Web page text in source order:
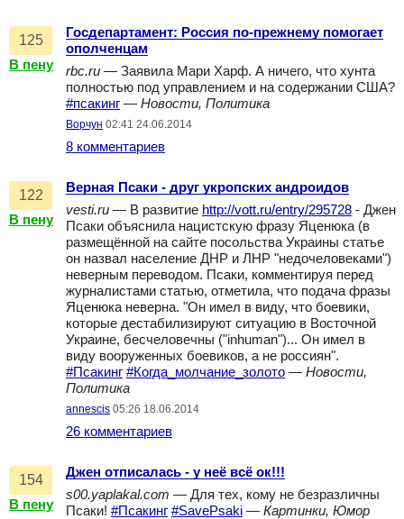
125
В пену
Госдепартамент: Россия по-прежнему помогает
ополченцам
rbc.ru — Заявила Мари Харф. А ничего, что хунта
полностью под управлением и на содержании США?
#псакинг — Новости, Политика
Ворчун 02:41 24.06.2014
8 комментариев
122
В пену
Верная Псаки - друг укропских андроидов
vesti.ru — В развитие http://vott.ru/entry/295728 - Джен
Псаки объяснила нацистскую фразу Яценюка (в
размещённой на сайте посольства Украины статье
он назвал население ДНР и ЛНР "недочеловеками")
неверным переводом. Псаки, комментируя перед
журналистами статью, отметила, что подача фразы
Яценюка неверна. "Он имел в виду, что боевики,
которые дестабилизируют ситуацию в Восточной
Украине, бесчеловечны ("inhuman")... Он имел в
виду вооруженных боевиков, а не россиян".
#Псакинг #Когда_молчание_золото — Новости,
Политика
annescis 05:26 18.06.2014
26 комментариев
154
В пену
Джен отписалась - у неё всё ок!!!
s00.yaplakal.com — Для тех, кому не безразличны
Псаки! #Псакинг #SavePsaki — Картинки, Юмор